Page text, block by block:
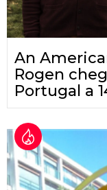
An
Rogen
Portugal a